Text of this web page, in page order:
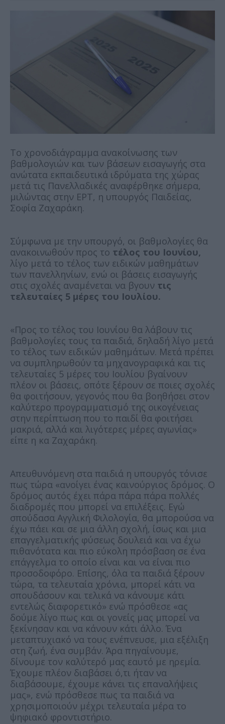
Το χρονοδιάγραμμα ανακοίνωσης των
βαθμολογιών και των βάσεων εισαγωγής στα
ανώτατα εκπαιδευτικά ιδρύματα της χώρας
μετά τις Πανελλαδικές αναφέρθηκε σήμερα,
μιλώντας στην ΕΡΤ, η υπουργός Παιδείας,
Σοφία Ζαχαράκη.
Σύμφωνα με την υπουργό, οι βαθμολογίες θα
ανακοινωθούν προς το τέλος του Ιουνίου,
λίγο μετά το τέλος των ειδικών μαθημάτων
των πανελληνίων, ενώ οι βάσεις εισαγωγής
στις σχολές αναμένεται να βγουν τις
τελευταίες 5 μέρες του Ιουλίου.
«Προς το τέλος του Ιουνίου θα λάβουν τις
βαθμολογίες τους τα παιδιά, δηλαδή λίγο μετά
το τέλος των ειδικών μαθημάτων. Μετά πρέπει
να συμπληρωθούν τα μηχανογραφικά και τις
τελευταίες 5 μέρες του Ιουλίου βγαίνουν
πλέον οι βάσεις, οπότε ξέρουν σε ποιες σχολές
θα φοιτήσουν, γεγονός που θα βοηθήσει στον
καλύτερο προγραμματισμό της οικογένειας
στην περίπτωση που το παιδί θα φοιτήσει
μακριά, αλλά και λιγότερες μέρες αγωνίας»
είπε η κα Ζαχαράκη.
Απευθυνόμενη στα παιδιά η υπουργός τόνισε
πως τώρα «ανοίγει ένας καινούργιος δρόμος. Ο
δρόμος αυτός έχει πάρα πάρα πάρα πολλές
διαδρομές που μπορεί να επιλέξεις. Εγώ
σπούδασα Αγγλική Φιλολογία, θα μπορούσα να
έχω πάει και σε μια άλλη σχολή, ίσως και μια
επαγγελματικής φύσεως δουλειά και να έχω
πιθανότατα και πιο εύκολη πρόσβαση σε ένα
επάγγελμα το οποίο είναι και να είναι πιο
προσοδοφόρο. Επίσης, όλα τα παιδιά ξέρουν
τώρα, τα τελευταία χρόνια, μπορεί κάτι να
σπουδάσουν και τελικά να κάνουμε κάτι
εντελώς διαφορετικό» ενώ πρόσθεσε «ας
δούμε λίγο πως και οι γονείς μας μπορεί να
ξεκίνησαν και να κάνουν κάτι άλλο. Ένα
μεταπτυχιακό να τους ενέπνευσε, μια εξέλιξη
στη ζωή, ένα συμβάν. Άρα πηγαίνουμε,
δίνουμε τον καλύτερό μας εαυτό με ηρεμία.
Έχουμε πλέον διαβάσει ό,τι ήταν να
διαβάσουμε, έχουμε κάνει τις επαναλήψεις
μας», ενώ πρόσθεσε πως τα παιδιά να
χρησιμοποιούν μέχρι τελευταία μέρα το
ψηφιακό φροντιστήριο.